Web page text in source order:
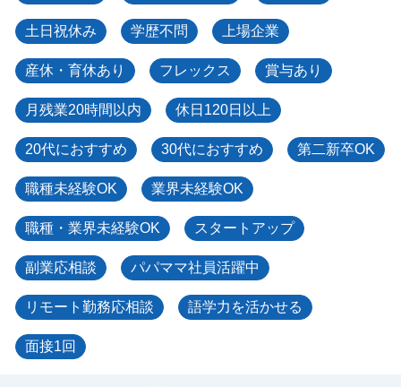
土日祝休み 学歴不問 上場企業
産休・育休あり フレックス 賞与あり
月残業20時間以内 休日120日以上
20代におすすめ 30代におすすめ 第二新卒OK
職種未経験OK 業界未経験OK
職種・業界未経験OK スタートアップ
副業応相談 パパママ社員活躍中
リモート勤務応相談 語学力を活かせる
面接1回